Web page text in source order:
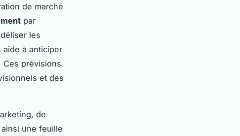
de marché
par
les
aide à anticiper
Ces prévisions
et des
de
une feuille